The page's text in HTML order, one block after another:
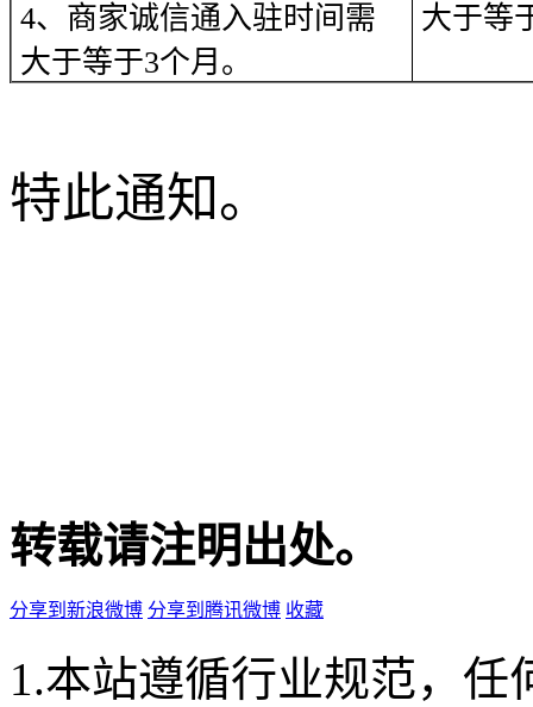
4、商家诚信通入驻时间需
大于等于3个月。
大于等
特此通知。
转载请注明出处。
分享到新浪微博 分享到腾讯微博 收藏
1.本站遵循行业规范，